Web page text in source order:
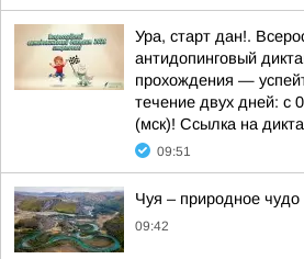
Ура, старт дан!.
антидопинговый
прохождения —
течение двух дней: с
(мск)! Ссылка на
09:51
Чуя – природное чудо
09:42